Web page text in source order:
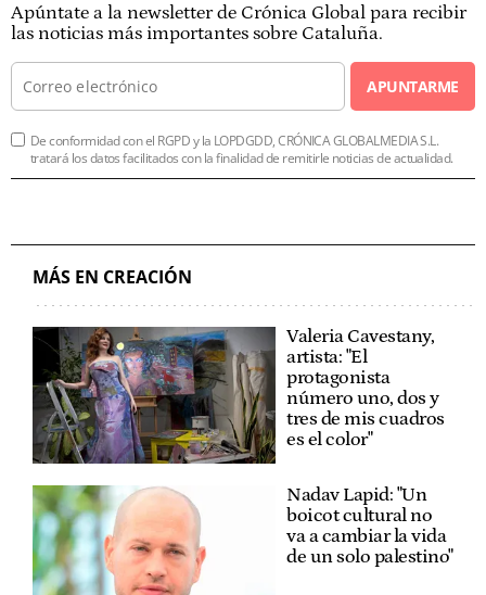
Apúntate a la newsletter de Crónica Global para recibir
las noticias más importantes sobre Cataluña.
APUNTARME
De conformidad con el RGPD y la LOPDGDD, CRÓNICA GLOBALMEDIA S.L.
tratará los datos facilitados con la finalidad de remitirle noticias de actualidad.
MÁS EN CREACIÓN
Valeria Cavestany,
artista: "El
protagonista
número uno, dos y
tres de mis cuadros
es el color"
Nadav Lapid: "Un
boicot cultural no
va a cambiar la vida
de un solo palestino"